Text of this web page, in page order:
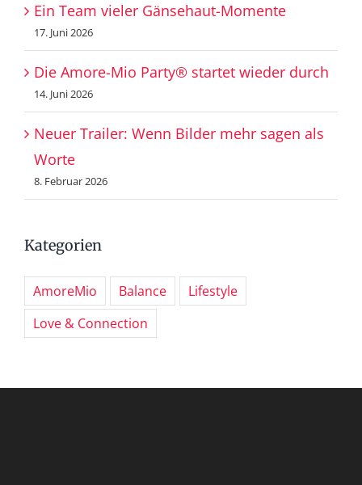
Ein Team vieler Gänsehaut-Momente
17. Juni 2026
Die Amore-Mio Party® startet wieder durch
14. Juni 2026
Neuer Trailer: Wenn Bilder mehr sagen als
Worte
8. Februar 2026
Kategorien
AmoreMio Balance
Lifestyle
Love & Connection